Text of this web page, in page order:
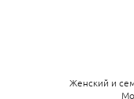
Женский и